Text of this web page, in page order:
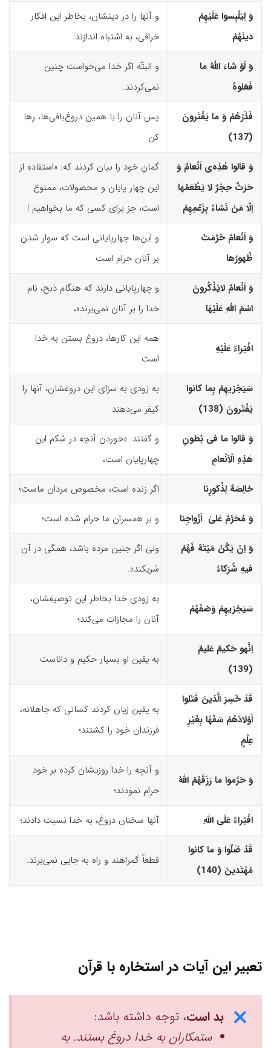
وَ لِیَلْبِسوا عَلَیْهِمْ
دینَهُمْ
و آنها را در دینشان، بخاطر این افکار
خرافی، به اشتباه اندازند.
وَ لَوْ شاءَ اللّهُ ما
فَعَلوهُ
و البتّه اگر خدا می‌خواست چنین
نمی‌کردند.
فَذَرْهُمْ وَ ما یَفْتَرونَ
(137)‏
پس آنان را با همین دروغ‌بافی‌ها، رها
کن
وَ قالوا هٰذِه‌ى اَنْعامٌ وَ
حَرْثٌ حِجْرٌ لا یَطْعَمُها
اِلّا مَنْ نَشاءُ بِزَعْمِهِمْ
گمانِ خود را بیان کردند که: «استفاده از
این چهار پایان و محصولات، ممنوع
است، جز برای کسی که ما بخواهیم !
وَ اَنْعامٌ حُرِّمَتْ
ظُهورُها
و این‌ها چهارپایانی است که سوار شدن
بر آنان حرام است
وَ اَنْعامٌ لایَذْکُرونَ
اسْمَ اللّهِ عَلَیْهَا
و چهارپایانی دارند که هنگام ذبح، نام
خدا را بر آنان نمی‌برند»،
افْتِراءً عَلَیْهِ
همه این کارها، دروغ بستن به خدا
است.
سَیَجْزیهِمْ بِما کانوا
یَفْتَرونَ (138)‏
به ‌زودی به سزای این دروغشان، آنها را
کیفر می‌دهند
وَ قالوا ما فى بُطونِ
هٰذِهِ الْاَنْعامِ
و گفتند: «خوردن آنچه در شکم این
چهارپایان است،
خالِصَهٌ لِذُکورِنا اگر زنده است، مخصوص مردان ماست؛
وَ مُحَرَّمٌ عَلیٰ اَزْواجِنا و بر همسران ما حرام شده است؛
وَ اِنْ یَکُنْ مَیْتَهً فَهُمْ
فیهِ شُرَکاءُ
ولی اگر جنین مرده باشد، همگی در آن
شریکند».
سَیَجْزیهِمْ وَصْفَهُمْ
به زودی خدا بخاطر این توصیفشان‌،
آنان را مجازات می‌کند؛
اِنَّهو حَکیمٌ عَلیمٌ
(139)‏
به یقین او بسیار حکیم و داناست
قَدْ خَسِرَ الَّذینَ قَتَلوا
اَوْلادَهُمْ سَفَهًا بِغَیْرِ
عِلْمٍ
به یقین زیان کردند کسانی که جاهلانه،
فرزندان خود را کشتند؛
وَ حَرَّموا ما رَزَقَهُمُ اللّهُ
و آنچه را خدا روزیشان کرده بر خود
حرام نمودند؛
افْتِراءً عَلَى اللّهِ آنها سخنان دروغ، به خدا نسبت دادند؛
قَدْ ضَلّوا وَ ما کانوا
مُهْتَدینَ (140)‏
قطعاً گمراهند و راه به جایی نمی‌برند.
تعبیر این آیات در استخاره با قرآن
بد است، توجه داشته باشد:
ستمکاران به خدا دروغ بستند. به